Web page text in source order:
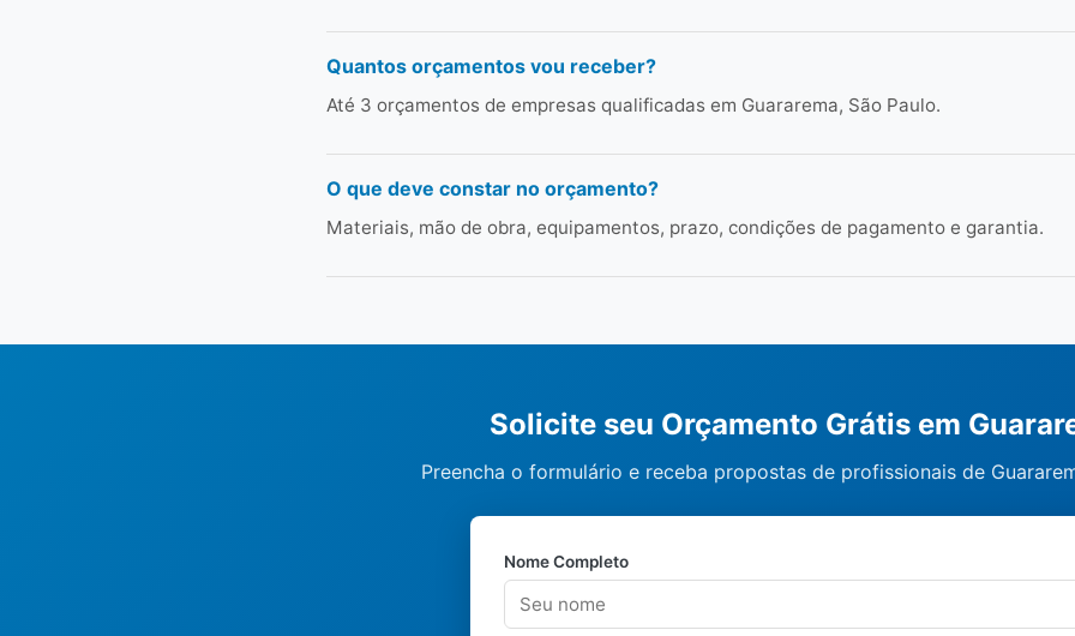
Quantos orçamentos vou receber?
Até 3 orçamentos de empresas qualificadas em Guararema, São Paulo.
O que deve constar no orçamento?
Materiais, mão de obra, equipamentos, prazo, condições de pagamento e garantia.
Solicite seu Orçamento Grátis em
Preencha o formulário e receba propostas de profissionais de
Nome Completo